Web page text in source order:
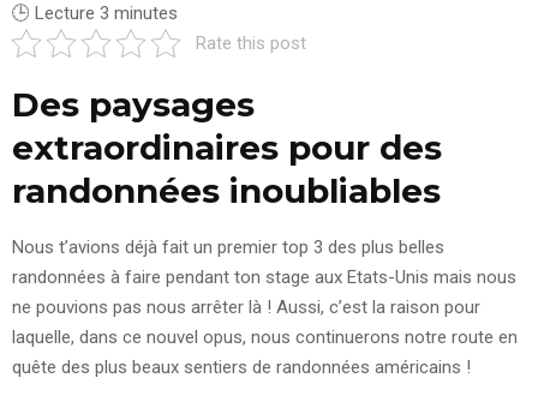
🕒 Lecture 3 minutes
Rate this post
Des paysages
extraordinaires pour des
randonnées inoubliables
Nous t’avions déjà fait un premier top 3 des plus belles
randonnées à faire pendant ton stage aux Etats-Unis mais nous
ne pouvions pas nous arrêter là ! Aussi, c’est la raison pour
laquelle, dans ce nouvel opus, nous continuerons notre route en
quête des plus beaux sentiers de randonnées américains !